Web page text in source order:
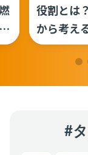
運用代行・人
カスタマー
カスタマー
役割とは
から考え
職能の定
#